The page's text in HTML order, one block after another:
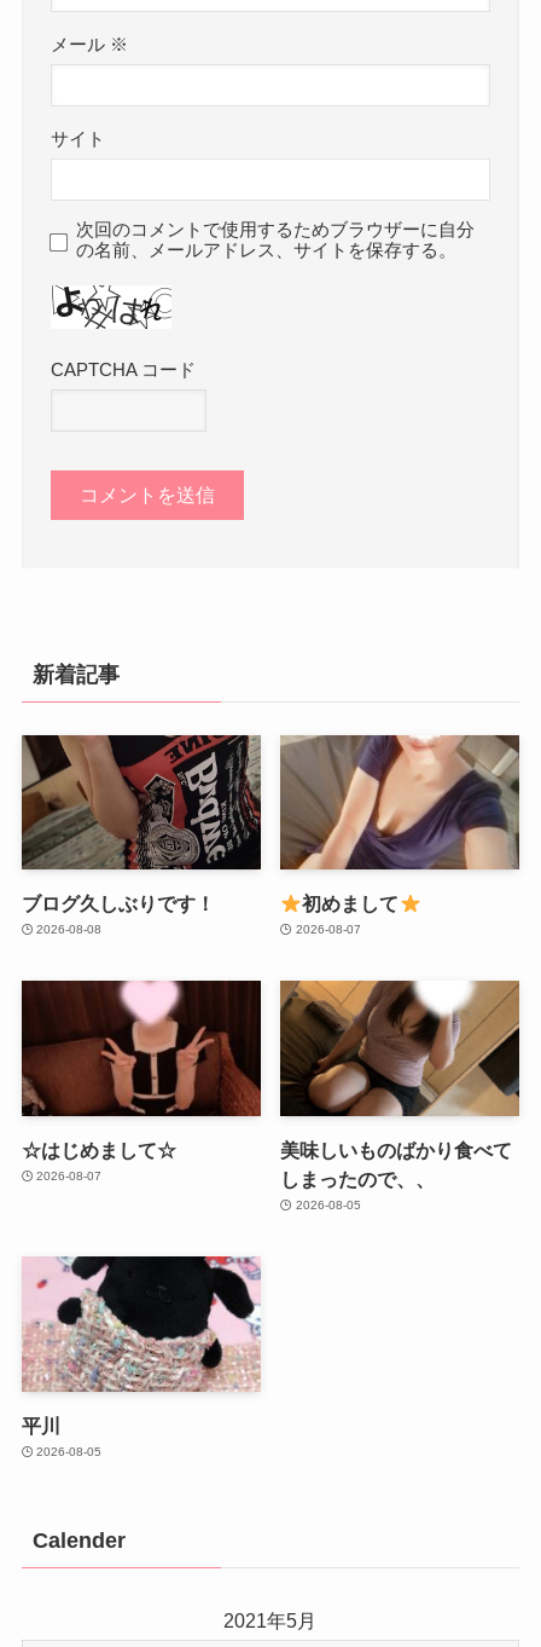
メール ※
サイト
次回のコメントで使用するためブラウザーに自分
の名前、メールアドレス、サイトを保存する。
CAPTCHA コード
新着記事
ブログ久しぶりです！
2026-08-08
初めまして
2026-08-07
☆はじめまして☆
2026-08-07
美味しいものばかり食べて
しまったので、、
2026-08-05
平川
2026-08-05
Calender
2021年5月